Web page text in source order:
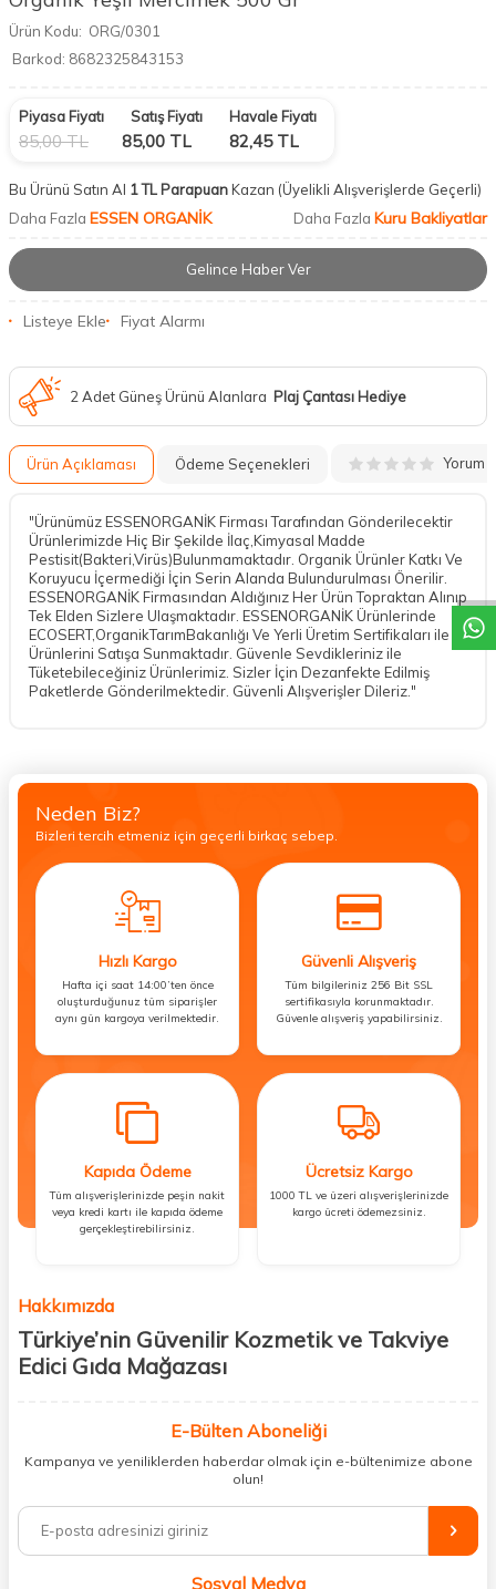
Ürün Kodu: ORG/0301
Barkod: 8682325843153
Piyasa Fiyatı
85,00TL
Satış Fiyatı
85,00 TL
Havale Fiyatı
82,45TL
Bu Ürünü Satın Al 1 TL ParapuanKazan (Üyelikli Alışverişlerde Geçerli)
Daha Fazla ESSEN ORGANİK Daha Fazla Kuru Bakliyatlar
Gelince Haber Ver
Listeye Ekle Fiyat Alarmı
2 Adet Güneş Ürünü Alanlara Plaj Çantası Hediye
Ürün Açıklaması Ödeme Seçenekleri Yorum
"Ürünümüz ESSENORGANİK Firması Tarafından Gönderilecektir
Ürünlerimizde Hiç Bir Şekilde İlaç,Kimyasal Madde
Pestisit(Bakteri,Virüs)Bulunmamaktadır. Organik Ürünler Katkı Ve
Koruyucu İçermediği İçin Serin Alanda Bulundurulması Önerilir.
ESSENORGANİK Firmasından Aldığınız Her Ürün Topraktan Alınıp
Tek Elden Sizlere Ulaşmaktadır. ESSENORGANİK Ürünlerinde
ECOSERT,OrganikTarımBakanlığı Ve Yerli Üretim Sertifikaları ile
Ürünlerini Satışa Sunmaktadır. Güvenle Sevdikleriniz ile
Tüketebileceğiniz Ürünlerimiz. Sizler İçin Dezanfekte Edilmiş
Paketlerde Gönderilmektedir. Güvenli Alışverişler Dileriz."
Neden Biz?
Bizleri tercih etmeniz için geçerli birkaç sebep.
Hızlı Kargo
Hafta içi saat 14:00’ten önce
oluşturduğunuz tüm siparişler
aynı gün kargoya verilmektedir.
Güvenli Alışveriş
Tüm bilgileriniz 256 Bit SSL
sertifikasıyla korunmaktadır.
Güvenle alışveriş yapabilirsiniz.
Kapıda Ödeme
Tüm alışverişlerinizde peşin nakit
veya kredi kartı ile kapıda ödeme
gerçekleştirebilirsiniz.
Ücretsiz Kargo
1000 TL ve üzeri alışverişlerinizde
kargo ücreti ödemezsiniz.
Hakkımızda
Türkiye’nin Güvenilir Kozmetik ve Takviye
Edici Gıda Mağazası
kişisel bakım hem de takviye edici gıda ürünlerini sizlerle
buluşturuyoruz. Artık mağaza mağaza dolaşmanıza gerek yok;
ihtiyacınız olan her şeyi tek bir çatı altında topluyor ve kapınıza kadar
%100 orijinal kozmetik ve sağlık ürünleriyle güzelliğinizi tamamlayabilir,
vücudunuzu desteklemek için güvenilir takviye edici gıdalara
E-Bülten Aboneliği
Kampanya ve yeniliklerden haberdar olmak için e-bültenimize abone
olun!
Sosyal Medya